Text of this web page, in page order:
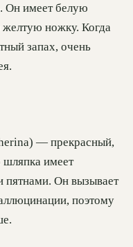
Он имеет белую
ножку. Когда
запах, очень
— прекрасный,
шляпка имеет
пятнами. Он вызывает
поэтому